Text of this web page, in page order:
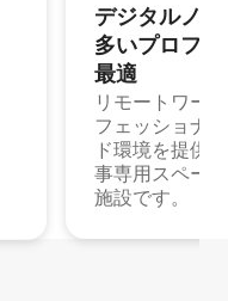
デジタルノ
多⁠いプ⁠ロ⁠フ⁠
最⁠適
リモートワー
フェッショナ
ド環境を提供
事専用スペー
施設です。